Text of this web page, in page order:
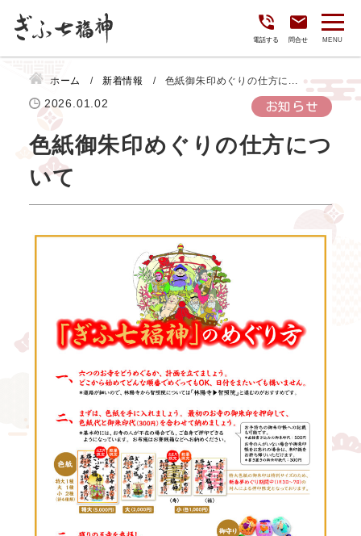
電話する 問合せ
ホーム 新着情報 色紙御朱印めぐりの仕方に...
2026.01.02 お知らせ
色紙御朱印めぐりの仕方につ
いて